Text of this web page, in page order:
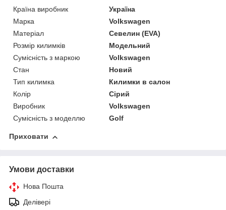
Країна виробник
Україна
Марка
Volkswagen
Матеріал
Севелин (EVA)
Розмір килимків
Модельний
Сумісність з маркою
Volkswagen
Стан
Новий
Тип килимка
Килимки в салон
Колір
Сірий
Виробник
Volkswagen
Сумісність з моделлю
Golf
Приховати
Умови доставки
Нова Пошта
Делівері